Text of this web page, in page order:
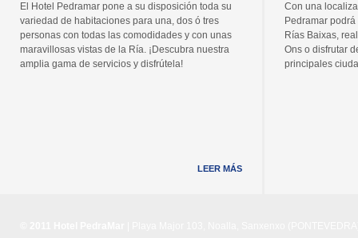
El Hotel Pedramar pone a su disposición toda su
variedad de habitaciones para una, dos ó tres
personas con todas las comodidades y con unas
maravillosas vistas de la Ría. ¡Descubra nuestra
amplia gama de servicios y disfrútela!
LEER MÁS
Con una
Pedramar
Rías Baixas,
Ons o disfrutar
principales